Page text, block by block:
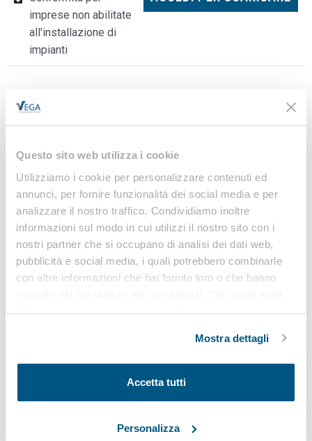
Questo sito web utilizza i cookie
Utilizziamo i cookie per personalizzare contenuti ed
annunci, per fornire funzionalità dei social media e per
analizzare il nostro traffico. Condividiamo inoltre
informazioni sul modo in cui utilizzi il nostro sito con i
nostri partner che si occupano di analisi dei dati web,
pubblicità e social media, i quali potrebbero combinarle
con altre informazioni che hai fornito loro o che hanno
“X” in alto a destra si procederà rifiutando tutti i cookie,
Mostra dettagli
Accetta tutti
Personalizza
imprese non abilitate
all'installazione di
impianti
Banca dati
Osservatorio
sicurezza sul lavoro e
ambiente
di VEGA Engineering